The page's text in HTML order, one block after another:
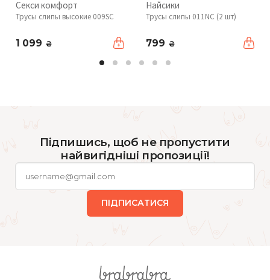
Секси комфорт
Трусы слипы высокие 009SC
1 099 ₴
Найсики
Трусы слипы 011NC (2 шт)
799 ₴
Підпишись, щоб не пропустити
найвигідніші пропозиції!
ПІДПИСАТИСЯ